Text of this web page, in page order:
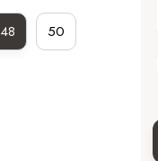
48 50